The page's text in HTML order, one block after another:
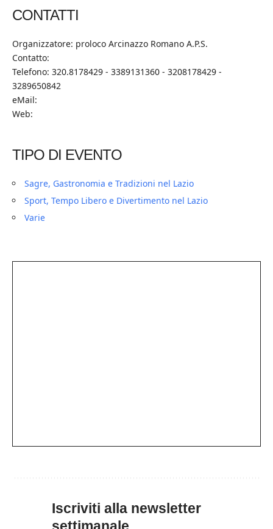
CONTATTI
Organizzatore: proloco Arcinazzo Romano A.P.S.
Contatto:
Telefono: 320.8178429 - 3389131360 - 3208178429 -
3289650842
eMail:
Web:
TIPO DI EVENTO
Sagre, Gastronomia e Tradizioni nel Lazio
Sport, Tempo Libero e Divertimento nel Lazio
Varie
Iscriviti alla newsletter